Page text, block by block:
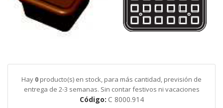
galería
comienzo
galería
Hay 0 producto(s) en stock, para más cantidad, previsión de
entrega de 2-3 semanas. Sin contar festivos ni vacaciones
Código C 8000.914